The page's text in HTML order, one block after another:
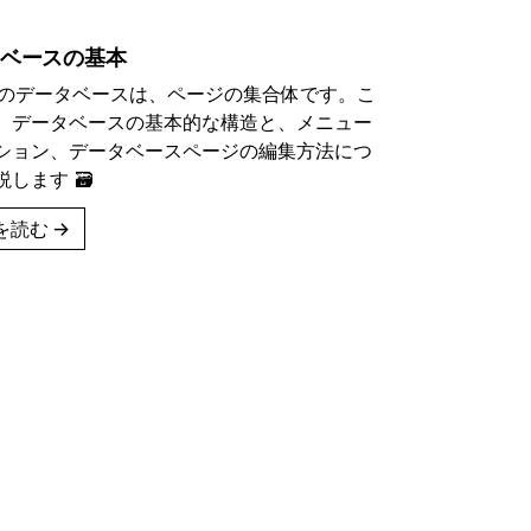
ースの基本
データベースは、ページの集合体です。こ
データベースの基本的な構造と、メニュー
ョン、データベースページの編集方法につ
します 🗃
読む →